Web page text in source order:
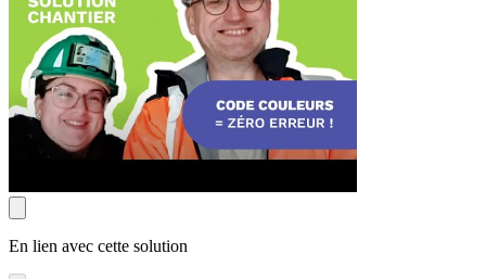
En lien avec cette solution